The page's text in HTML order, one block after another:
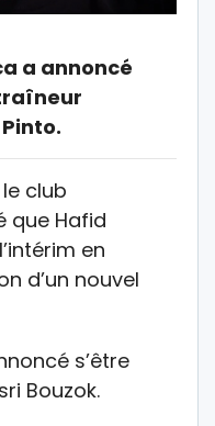
a annoncé
club
que Hafid
en
d’un nouvel
s’être
Bouzok.